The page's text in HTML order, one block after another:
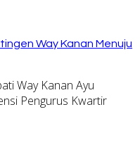
Way Kanan Menuju
Way Kanan Ayu
Pengurus Kwartir